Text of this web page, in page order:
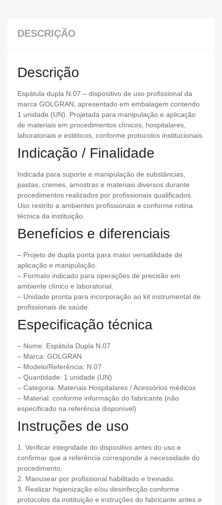
DESCRIÇÃO
Descrição
Espátula dupla N.07 – dispositivo de uso profissional da
marca GOLGRAN, apresentado em embalagem contendo
1 unidade (UN). Projetada para manipulação e aplicação
de materiais em procedimentos clínicos, hospitalares,
laboratoriais e estéticos, conforme protocolos institucionais.
Indicação / Finalidade
Indicada para suporte e manipulação de substâncias,
pastas, cremes, amostras e materiais diversos durante
procedimentos realizados por profissionais qualificados.
Uso restrito a ambientes profissionais e conforme rotina
técnica da instituição.
Benefícios e diferenciais
– Projeto de dupla ponta para maior versatilidade de
aplicação e manipulação.
– Formato indicado para operações de precisão em
ambiente clínico e laboratorial.
– Unidade pronta para incorporação ao kit instrumental de
profissionais de saúde.
Especificação técnica
– Nome: Espátula Dupla N.07
– Marca: GOLGRAN
– Modelo/Referência: N.07
– Quantidade: 1 unidade (UN)
– Categoria: Materiais Hospitalares / Acessórios médicos
– Material: conforme informação do fabricante (não
especificado na referência disponível)
Instruções de uso
1. Verificar integridade do dispositivo antes do uso e
confirmar que a referência corresponde à necessidade do
procedimento.
2. Manusear por profissional habilitado e treinado.
3. Realizar higienização e/ou desinfecção conforme
protocolos da instituição e instruções do fabricante antes e